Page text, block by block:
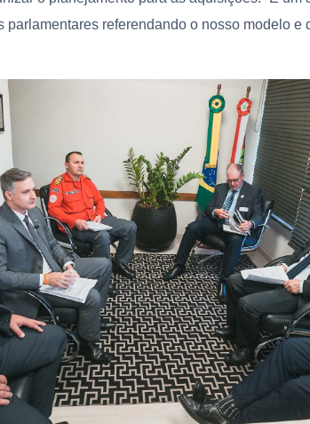
parlamentares referendando o nosso modelo e